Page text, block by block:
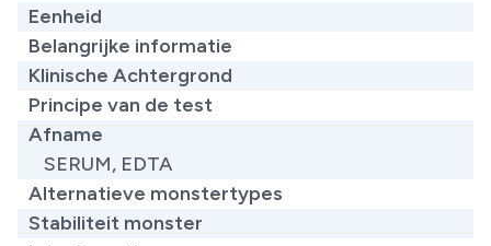
Eenheid
Belangrijke informatie
Klinische Achtergrond
Principe van de test
Afname
SERUM, EDTA
Alternatieve monstertypes
Stabiliteit monster